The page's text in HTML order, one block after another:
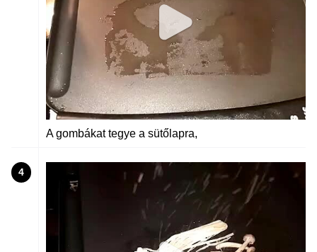
A gombákat tegye a sütőlapra,
4